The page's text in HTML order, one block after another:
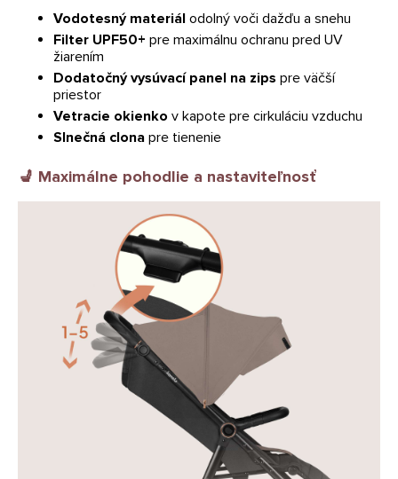
Vodotesný materiál odolný voči dažďu a snehu
Filter UPF50+ pre maximálnu ochranu pred UV
žiarením
Dodatočný vysúvací panel na zips pre väčší
priestor
Vetracie okienko v kapote pre cirkuláciu vzduchu
Slnečná clona pre tienenie
💺 Maximálne pohodlie a nastaviteľnosť